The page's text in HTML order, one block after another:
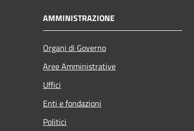
AMMINISTRAZIONE
Organi di Governo
Aree Amministrative
Uffici
Enti e fondazioni
Politici